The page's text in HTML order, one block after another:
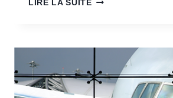
LIRE LA SUITE